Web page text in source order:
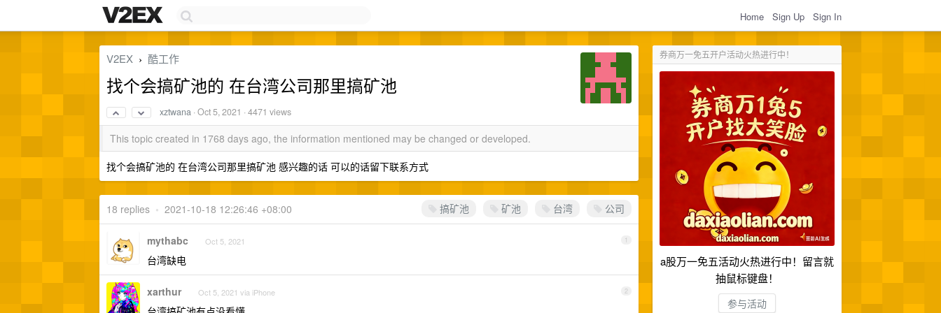
Home Sign Up Sign In
券商万一免五开户活动火热进行中！
a股万一免五活动火热进行中！留言就
抽鼠标键盘！
参与活动
V2EX › 酷工作
找个会搞矿池的 在台湾公司那里搞矿池
xztwana ·Oct 5, 2021 · 4471 views
This topic created in 1768 days ago, the information mentioned may be changed or developed.
找个会搞矿池的 在台湾公司那里搞矿池 感兴趣的话 可以的话留下联系方式
搞矿池 矿池 台湾 公司
18 replies • 2021-10-18 12:26:46 +08:00
1
mythabc Oct 5, 2021
台湾缺电
2
xarthur Oct 5, 2021 via iPhone